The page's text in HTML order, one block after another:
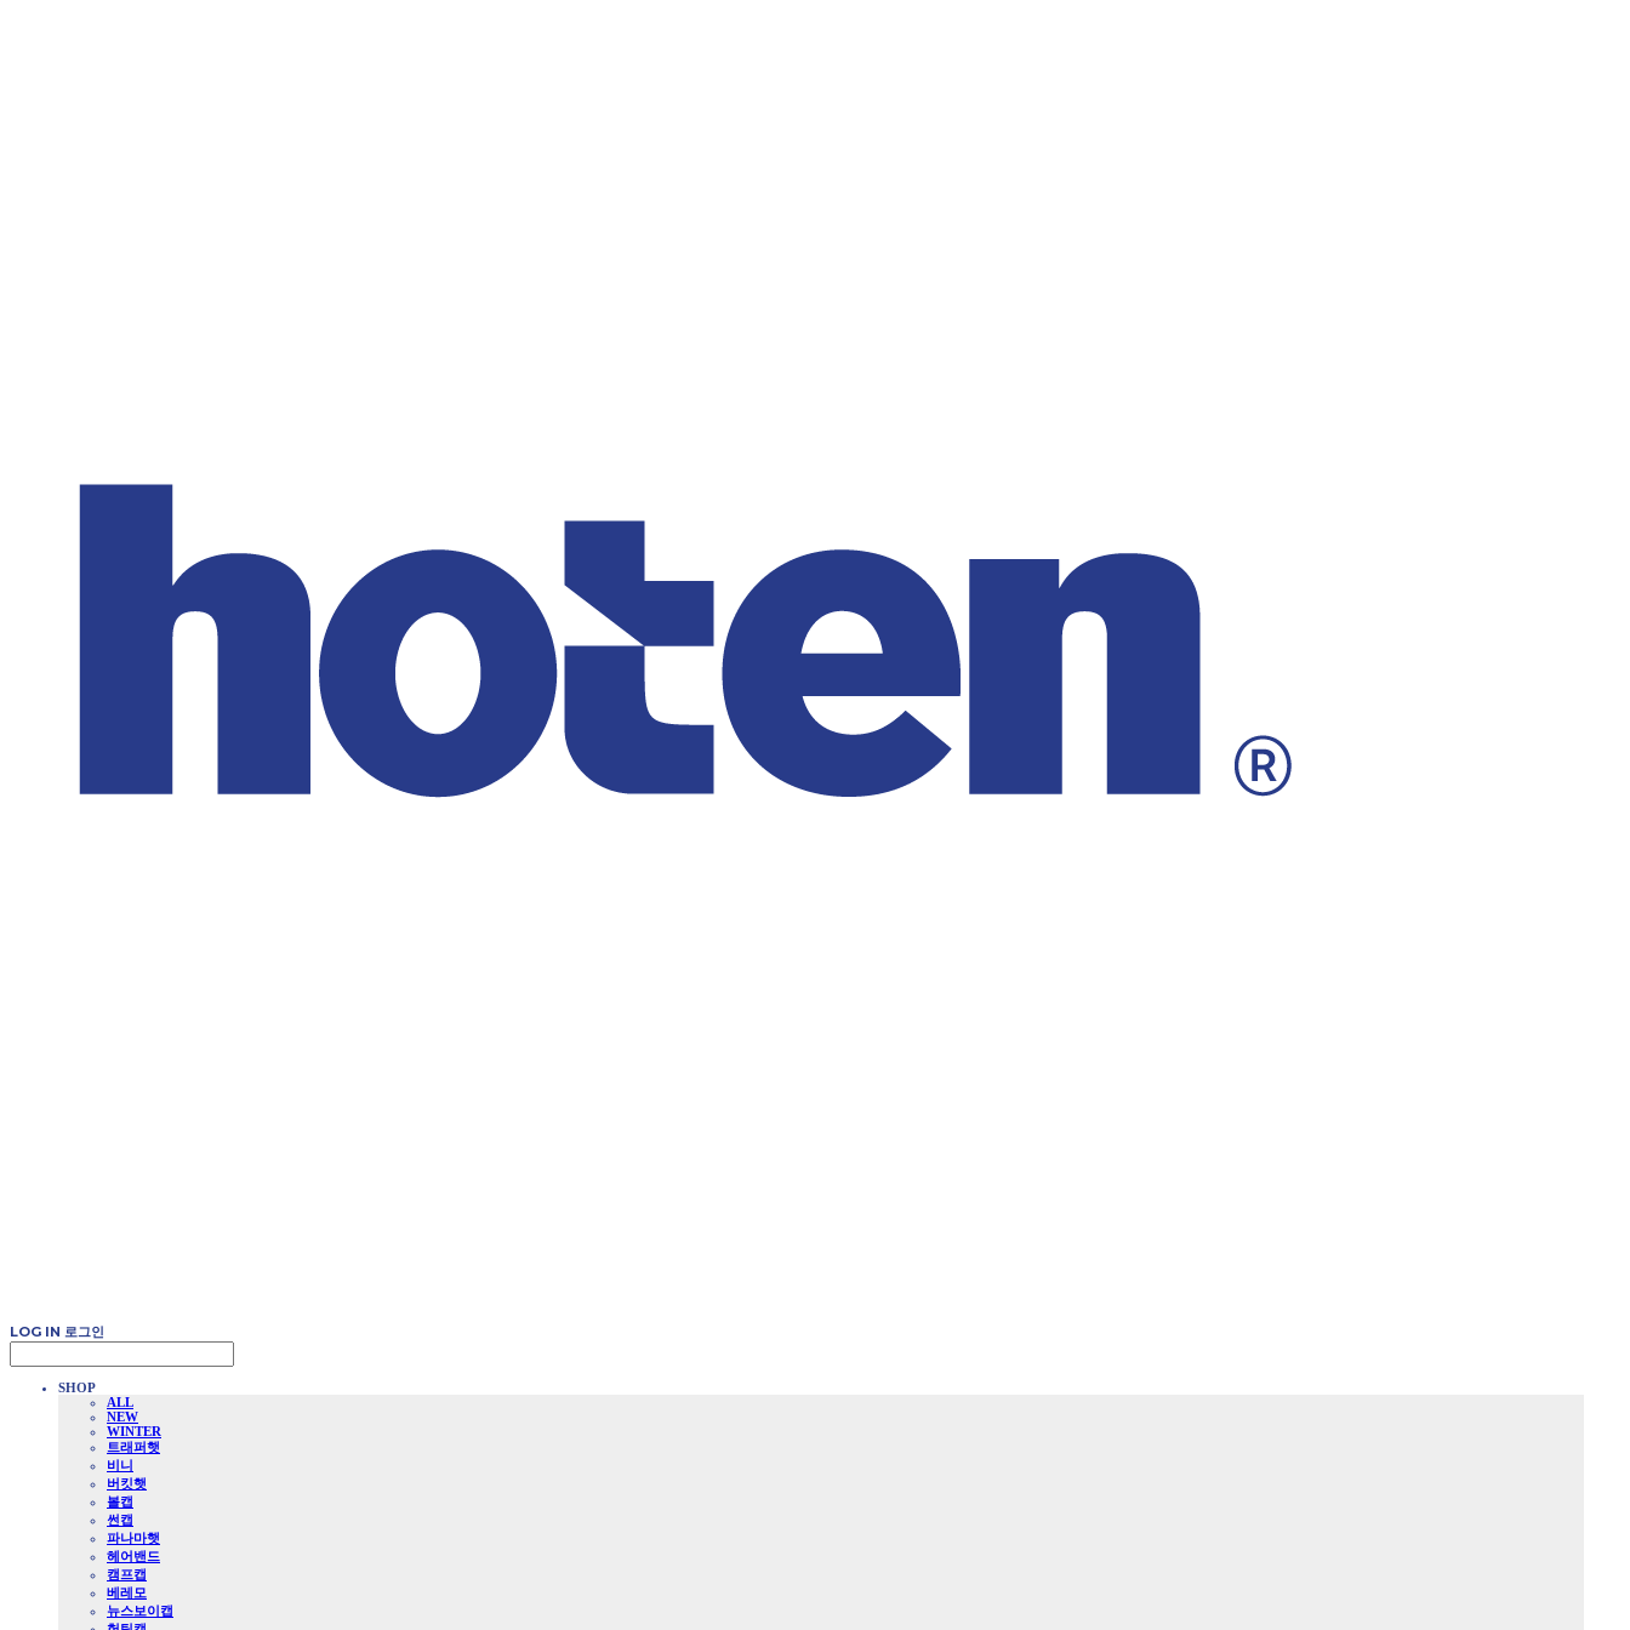
LOG IN 로그인
SHOP
ALL
NEW
WINTER
트래퍼햇
비니
버킷햇
볼캡
썬캡
파나마햇
헤어밴드
캠프캡
베레모
뉴스보이캡